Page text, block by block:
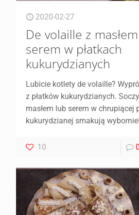
2020-02-27
De volaille z
serem w płatkach
kukurydzianych
Lubicie kotlety de volaille?
z płatków kukurydzianych.
masłem lub serem w chrupiącej
kukurydzianej smakują wybornie!
10 0